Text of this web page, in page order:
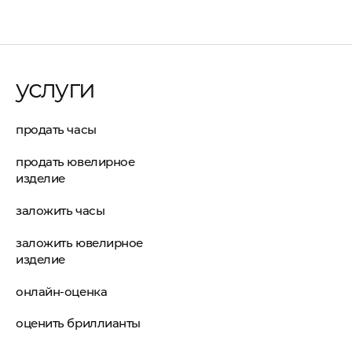
услуги
продать часы
продать ювелирное
изделие
заложить часы
заложить ювелирное
изделие
онлайн-оценка
оценить бриллианты